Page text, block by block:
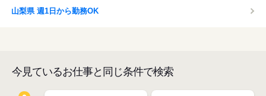
山梨県 週1日から勤務OK
今見ているお仕事と同じ条件で検索